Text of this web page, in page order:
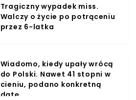
Tragiczny wypadek miss.
Walczy o życie po potrąceniu
przez 6-latka
Wiadomo, kiedy upały wrócą
do Polski. Nawet 41 stopni w
cieniu, podano konkretną
datę